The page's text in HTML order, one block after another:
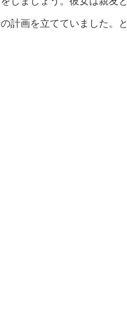
計画を立てていました。